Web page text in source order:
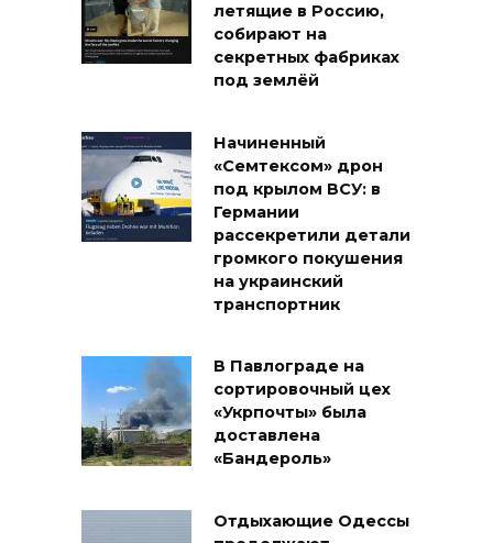
летящие в Россию,
собирают на
секретных фабриках
под землёй
Начиненный
«Семтексом» дрон
под крылом ВСУ: в
Германии
рассекретили детали
громкого покушения
на украинский
транспортник
В Павлограде на
сортировочный цех
«Укрпочты» была
доставлена
«Бандероль»
Отдыхающие Одессы